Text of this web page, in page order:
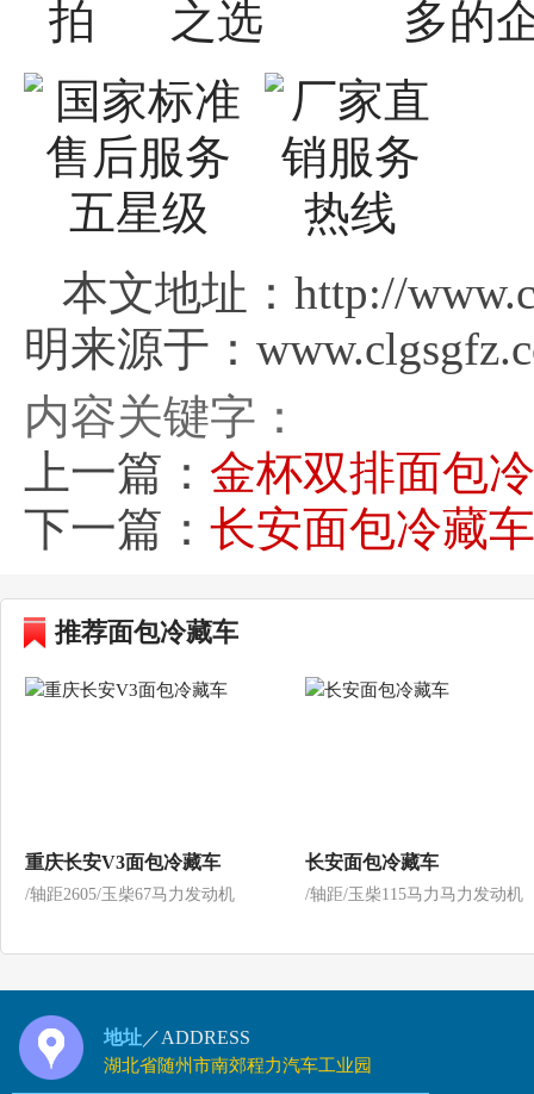
本文地址：http://
明来源于：
内容关键字：
上一篇： 金杯双排面包
下一篇： 长安面包冷藏车
推荐面包冷藏车
重庆长安V3面包冷藏车
/轴距2605/玉柴67马力发动机
长安面包冷藏车
/轴距/玉柴115马力马力发动机
地址 ／ADDRESS
湖北省随州市南郊程力汽车工业园